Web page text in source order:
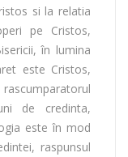
si la relatia
pe Cristos,
în lumina
este Cristos,
de credinta,
este în mod
raspunsul